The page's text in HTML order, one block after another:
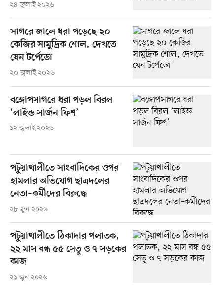
২৪ জুলাই ২০২৬
সাগরে জালে ধরা পড়েছে ২০
কেজির সামুদ্রিক শোল, দেখতে
যেন টর্পেডো
২০ জুলাই ২০২৬
বঙ্গোপসাগরে ধরা পড়ল বিরল
‘লাইন্ড সার্জন ফিশ’
১২ জুলাই ২০২৬
পটুয়াখালীতে সাংবাদিকের ওপর
হামলার অভিযোগ ছাত্রদলের
নেতা–কর্মীদের বিরুদ্ধে
২৮ জুন ২০২৬
পটুয়াখালীতে ঠিকাদার পলাতক,
২২ মাস বন্ধ ৫৫ সেতু ও ৭ সড়কের
কাজ
২১ জুন ২০২৬